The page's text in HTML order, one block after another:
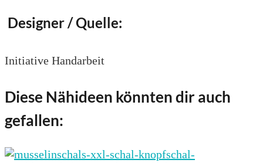
Designer / Quelle:
Initiative Handarbeit
Diese Nähideen könnten dir auch
gefallen: